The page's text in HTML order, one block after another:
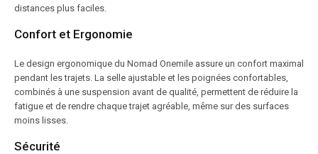
distances plus faciles.
Confort et Ergonomie
Le design ergonomique du Nomad Onemile assure un confort maximal
pendant les trajets. La selle ajustable et les poignées confortables,
combinés à une suspension avant de qualité, permettent de réduire la
fatigue et de rendre chaque trajet agréable, même sur des surfaces
moins lisses.
Sécurité